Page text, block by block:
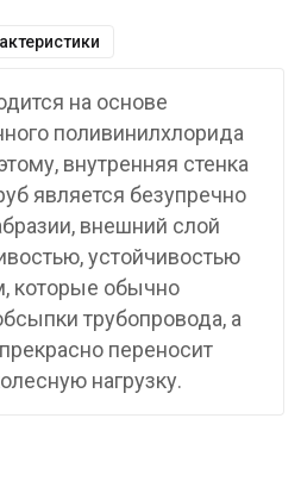
на основе
поливинилхлорида
внутренняя стенка
является безупречно
внешний слой
устойчивостью
которые обычно
трубопровода, а
переносит
нагрузку.